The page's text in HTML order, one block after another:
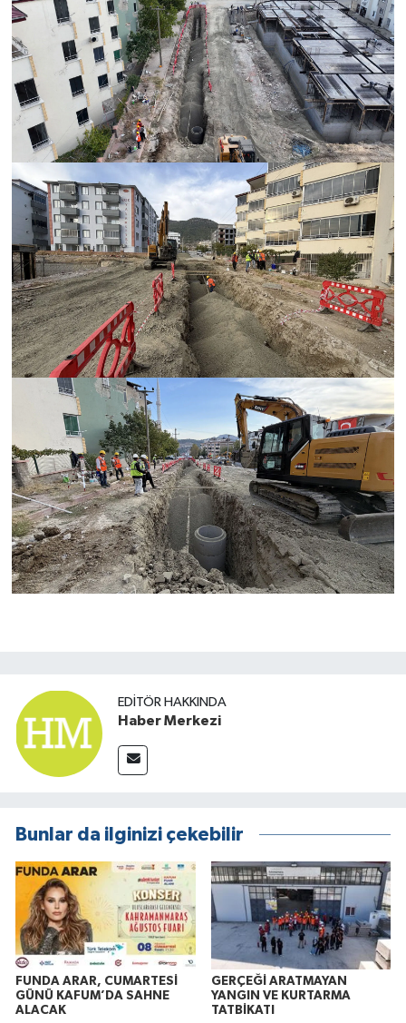
EDITÖR HAKKINDA
Haber Merkezi
Bunlar da ilginizi çekebilir
FUNDA ARAR, CUMARTESİ
GÜNÜ KAFUM’DA SAHNE
ALACAK
GERÇEĞİ ARATMAYAN
YANGIN VE KURTARMA
TATBİKATI